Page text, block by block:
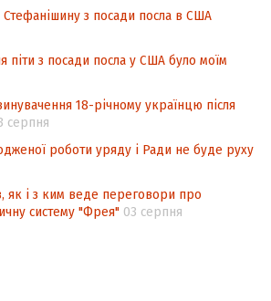
Стефанішину з посади посла в США
піти з посади посла у США було моїм
18-річному українцю після
серпня
роботи уряду і Ради не буде руху
як і з ким веде переговори про
систему "Фрея" 03 серпня